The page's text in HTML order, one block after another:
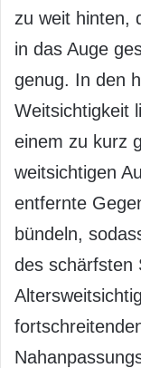
zu weit hinten,
in das Auge
genug. In den
Weitsichtigkeit
einem zu kurz
weitsichtigen
entfernte
bündeln,
des schärfsten